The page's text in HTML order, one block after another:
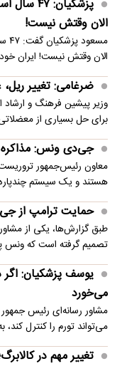
الان وقتش نیست!
الان وقتش نیست! ایران
ضرغامی: تغییر
وزیر پیشین فرهنگ و
برای حل بسیاری از
جی‌دی ونس: مذاکره
معاون رئیس‌جمهور تروریست
هستند و یک سیستم
حمایت ترامپ از جی
طبق گزارش‌ها، یکی از
تصمیم گرفته است که ونس
یوسف پزشکیان:
می‌خورد
مشاور رسانه‌ای رئیس
می‌تواند تورم را کنترل کند،
تغییر مهم در